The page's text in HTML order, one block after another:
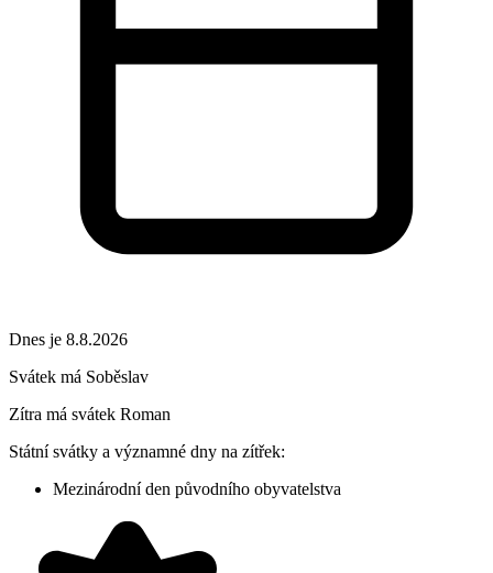
Dnes je 8.8.2026
Svátek má Soběslav
Zítra má svátek Roman
Státní svátky a významné dny na zítřek:
Mezinárodní den původního obyvatelstva